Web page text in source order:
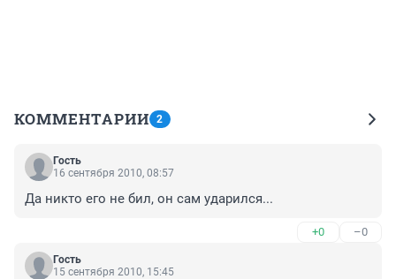
КОММЕНТАРИИ 2
Гость
16 сентября 2010, 08:57
Да никто его не бил, он сам ударился...
+0 –0
Гость
15 сентября 2010, 15:45